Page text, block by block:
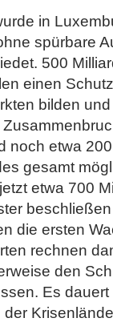
in
spürbare
500
einen
bilden
noch etwa
gesamt
etwa 700
die ersten
rechnen
den
Es